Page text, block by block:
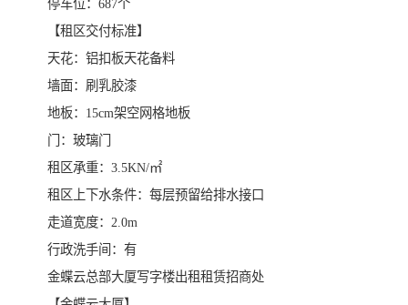
​停车位：687个
【租区交付标准】
​天花：铝扣板天花备料
​墙面：刷乳胶漆
​地板：15cm架空网格地板
​门：玻璃门
租区承重：3.5KN/㎡
​租区上下水条件：每层预留给排水接口
​走道宽度：2.0m
​行政洗手间：有
金蝶云总部大厦写字楼出租租赁招商处